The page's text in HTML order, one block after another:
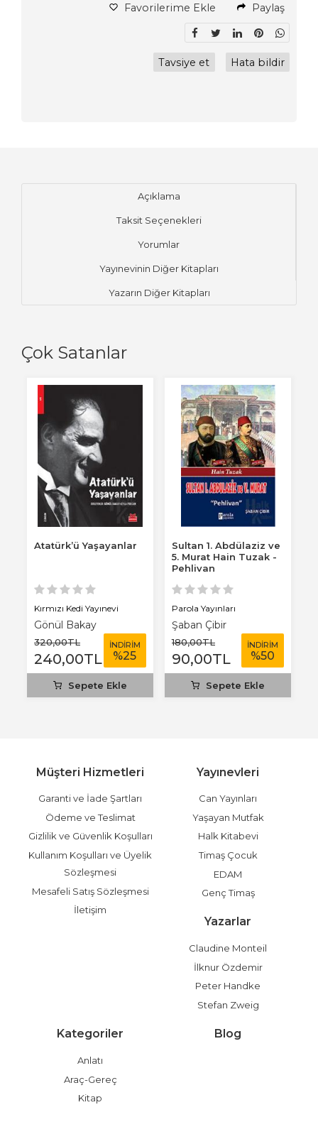
Favorilerime Ekle Paylaş
Tavsiye et Hata bildir
Açıklama
Taksit Seçenekleri
Yorumlar
Yayınevinin Diğer Kitapları
Yazarın Diğer Kitapları
Çok Satanlar
Atatürk’ü Yaşayanlar
Kırmızı Kedi Yayınevi
Gönül Bakay
320,00TL
240,00TL
İNDİRİM
%25
Sepete Ekle
Sultan 1. Abdülaziz ve
5. Murat Hain Tuzak -
Pehlivan
Parola Yayınları
Şaban Çibir
180,00TL
90,00TL
İNDİRİM
%50
Sepete Ekle
Müşteri Hizmetleri
Garanti ve İade Şartları
Ödeme ve Teslimat
Gizlilik ve Güvenlik Koşulları
Kullanım Koşulları ve Üyelik
Sözleşmesi
Mesafeli Satış Sözleşmesi
İletişim
Yayınevleri
Can Yayınları
Yaşayan Mutfak
Halk Kitabevi
Timaş Çocuk
EDAM
Genç Timaş
Yazarlar
Claudine Monteil
İlknur Özdemir
Peter Handke
Stefan Zweig
Kategoriler
Anlatı
Araç-Gereç
Kitap
Blog